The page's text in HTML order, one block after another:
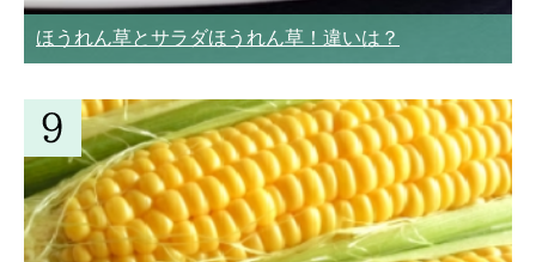
ほうれん草とサラダほうれん草！違いは？